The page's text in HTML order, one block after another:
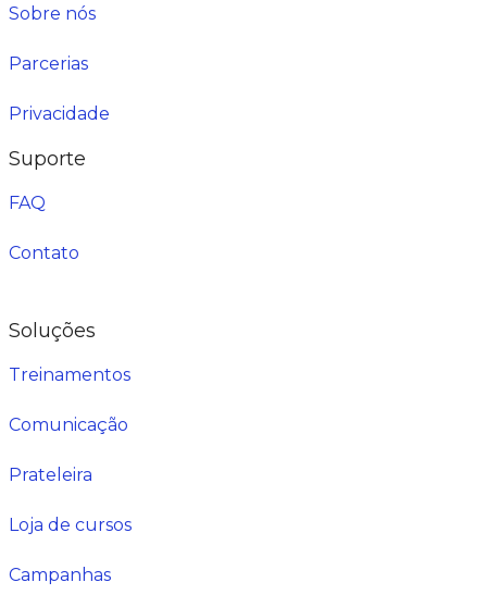
Sobre nós
Parcerias
Privacidade
Suporte
FAQ
Contato
Soluções
Treinamentos
Comunicação
Prateleira
Loja de cursos
Campanhas